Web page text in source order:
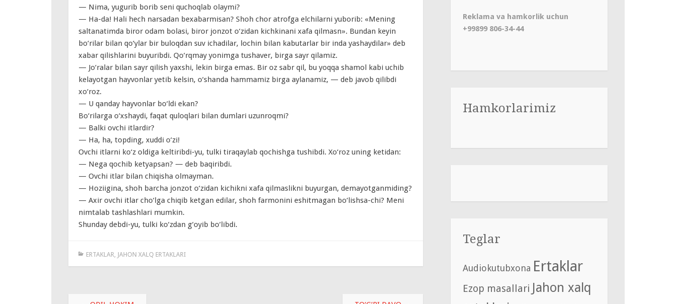
— Nima, yugurib borib seni quchoqlab olaymi?
— Ha-da! Hali hech narsadan bexabarmisan? Shoh chor atrofga elchilarni yuborib: «Mening
saltanatimda biror odam bolasi, biror jonzot o‘zidan kichkinani xafa qilmasn». Bundan keyin
bo‘rilar bilan qo‘ylar bir buloqdan suv ichadilar, lochin bilan kabutarlar bir inda yashaydilar» deb
xabar qilishlarini buyuribdi. Qo‘rqmay yonimga tushaver, birga sayr qilamiz.
— Jo‘ralar bilan sayr qilish yaxshi, lekin birga emas. Bir oz sabr qil, bu yoqqa shamol kabi uchib
kelayotgan hayvonlar yetib kelsin, o‘shanda hammamiz birga aylanamiz, — deb javob qilibdi
xo‘roz.
— U qanday hayvonlar bo‘ldi ekan?
Bo‘rilarga o‘xshaydi, faqat quloqlari bilan dumlari uzunroqmi?
— Balki ovchi itlardir?
— Ha, ha, topding, xuddi o‘zi!
Ovchi itlarni ko‘z oldiga keltiribdi-yu, tulki tiraqaylab qochishga tushibdi. Xo‘roz uning ketidan:
— Nega qochib ketyapsan? — deb baqiribdi.
— Ovchi itlar bilan chiqisha olmayman.
— Hoziigina, shoh barcha jonzot o‘zidan kichikni xafa qilmaslikni buyurgan, demayotganmiding?
— Axir ovchi itlar cho‘lga chiqib ketgan edilar, shoh farmonini eshitmagan bo‘lishsa-chi? Meni
nimtalab tashlashlari mumkin.
Shunday debdi-yu, tulki ko‘zdan g‘oyib bo‘libdi.
ERTAKLAR JAHON XALQ ERTAKLARI
Reklama va hamkorlik uchun
+99899 806-34-44
Hamkorlarimiz
Teglar
Audiokutubxona Ertaklar
Ezop masallari Jahon xalq